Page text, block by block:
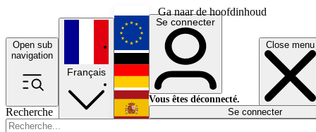
Ga naar de hoofdinhoud
Open sub
navigation
Close menu
Recherche
Français
English
Deutsch
Español
Se connecter
Vous êtes déconnecté.
Se connecter